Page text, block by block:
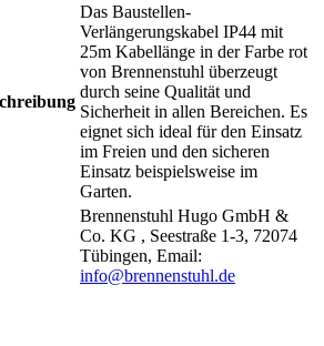
Das Baustellen-
Verlängerungskabel IP44 mit
25m Kabellänge in der Farbe rot
von Brennenstuhl überzeugt
durch seine Qualität und
Sicherheit in allen Bereichen. Es
eignet sich ideal für den Einsatz
im Freien und den sicheren
Einsatz beispielsweise im
Garten.
Brennenstuhl Hugo GmbH &
Co. KG , Seestraße 1-3, 72074
Tübingen, Email:
info@brennenstuhl.de